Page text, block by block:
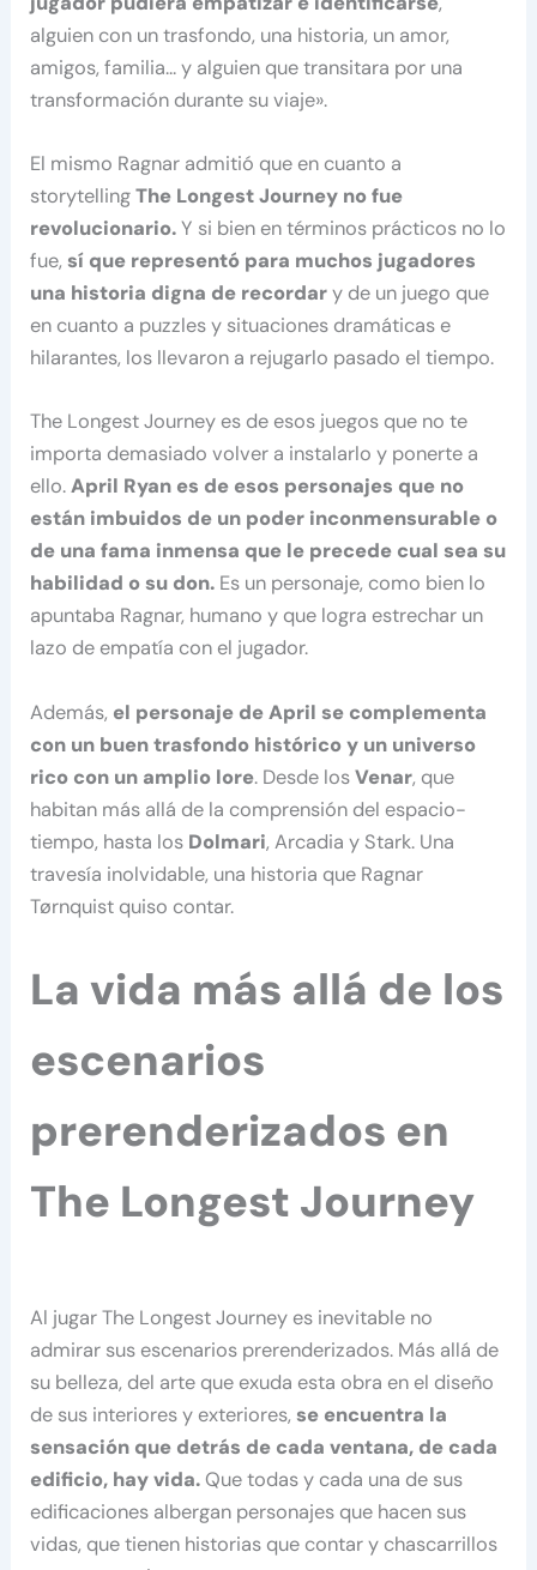
alguien con un trasfondo, una historia, un amor,
amigos, familia… y alguien que transitara por una
transformación durante su viaje».
El mismo Ragnar admitió que en cuanto a
storytellingThe Longest Journey no fue
revolucionario.Y si bien en términos prácticos no lo
fue,sí que representó para muchos jugadores
una historia digna de recordary de un juego que
en cuanto a puzzles y situaciones dramáticas e
hilarantes, los llevaron a rejugarlo pasado el tiempo.
The Longest Journey es de esos juegos que no te
importa demasiado volver a instalarlo y ponerte a
ello.April Ryan es de esos personajes que no
están imbuidos de un poder inconmensurable o
de una fama inmensa que le precede cual sea su
habilidad o su don. Es un personaje, como bien lo
apuntaba Ragnar, humano y que logra estrechar un
lazo de empatía con el jugador.
Además, el personaje de April se complementa
con un buen trasfondo histórico y un universo
rico con un amplio lore. Desde losVenar, que
habitan más allá de la comprensión del espacio-
tiempo, hasta los Dolmari, Arcadia y Stark. Una
travesía inolvidable, una historia que Ragnar
Tørnquist quiso contar.
La vida más allá de los
escenarios
prerenderizados en
The Longest Journey
Al jugar The Longest Journey es inevitable no
admirar sus escenarios prerenderizados. Más allá de
su belleza, del arte que exuda esta obra en el diseño
de sus interiores y exteriores,se encuentra la
sensación que detrás de cada ventana, de cada
edificio, hay vida. Que todas y cada una de sus
edificaciones albergan personajes que hacen sus
vidas, que tienen historias que contar y chascarrillos